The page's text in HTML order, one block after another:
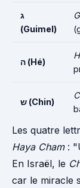
ג
(Guimel)
ה (Hé)
ש (Chin)
Les quatre
Haya Cham:
En Israël, le
car le miracle